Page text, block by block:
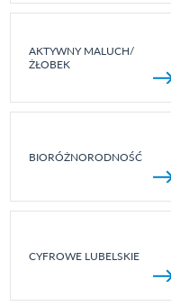
AKTYWNY MALUCH/
ŻŁOBEK
BIORÓŻNORODNOŚĆ
CYFROWE LUBELSKIE